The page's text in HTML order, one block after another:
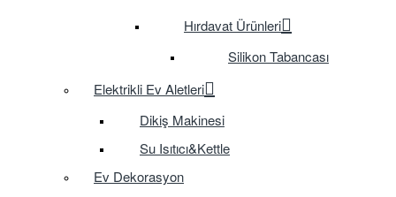
Hırdavat Ürünleri
Silikon Tabancası
Elektrikli Ev Aletleri
Dikiş Makinesi
Su Isıtıcı&Kettle
Ev Dekorasyon